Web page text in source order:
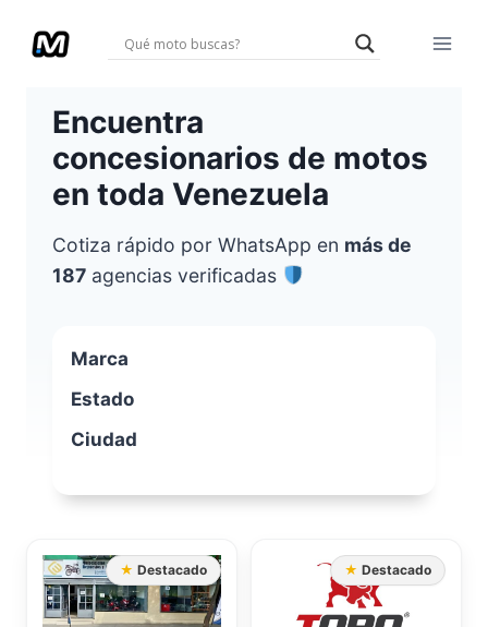
Encuentra
concesionarios de motos
en toda Venezuela
Cotiza rápido por WhatsApp en más de
187 agencias verificadas
Marca
Estado
Ciudad
★ Destacado ★ Destacado